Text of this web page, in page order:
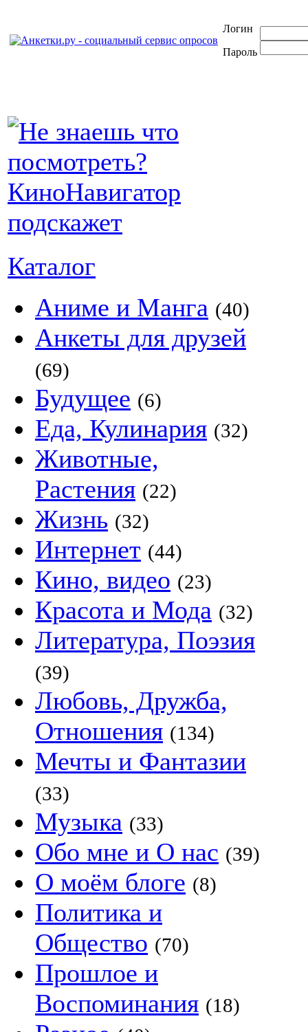
Логин
Пароль
Каталог
Аниме и Манга (40)
Анкеты для друзей
(69)
Будущее (6)
Еда, Кулинария (32)
Животные,
Растения (22)
Жизнь (32)
Интернет (44)
Кино, видео (23)
Красота и Мода (32)
Литература, Поэзия
(39)
Любовь, Дружба,
Отношения (134)
Мечты и Фантазии
(33)
Музыка (33)
Обо мне и О нас (39)
О моём блоге (8)
Политика и
Общество (70)
Прошлое и
Воспоминания (18)